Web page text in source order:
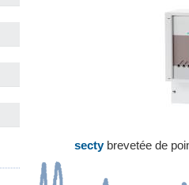
secty brevetée de